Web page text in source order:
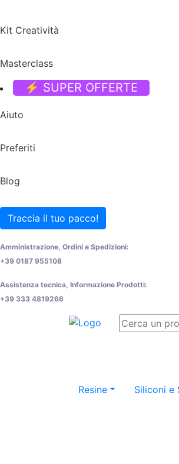
Kit Creatività
Masterclass
⚡ SUPER OFFERTE
Aiuto
Preferiti
Blog
Traccia il tuo pacco!
Amministrazione, Ordini e Spedizioni:
+39 0187 955108
Assistenza tecnica, Informazione Prodotti:
+39 333 4819266
Resine Siliconi e